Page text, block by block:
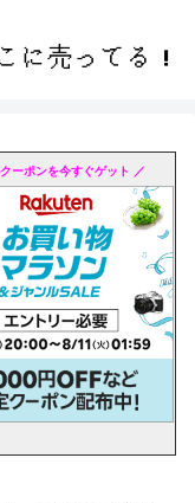
ーポンを今すぐゲット ／